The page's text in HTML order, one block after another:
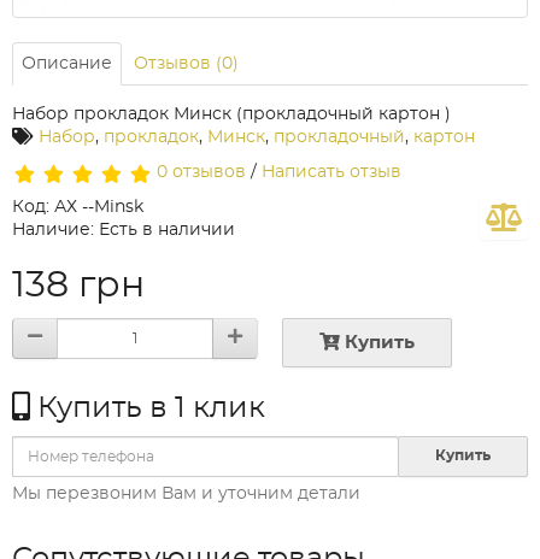
Описание Отзывов (0)
Набор прокладок Минск (прокладочный картон )
Набор, прокладок, Минск, прокладочный, картон
0 отзывов / Написать отзыв
Код: АХ --Minsk
Наличие: Есть в наличии
138 грн
Купить
Купить в 1 клик
Купить
Мы перезвоним Вам и уточним детали